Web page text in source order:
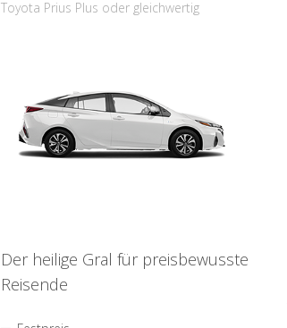
Toyota Prius Plus oder gleichwertig
Der heilige Gral für preisbewusste
Reisende